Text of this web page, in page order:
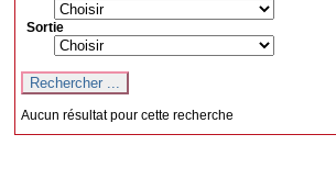
Sortie
Aucun résultat pour cette recherche